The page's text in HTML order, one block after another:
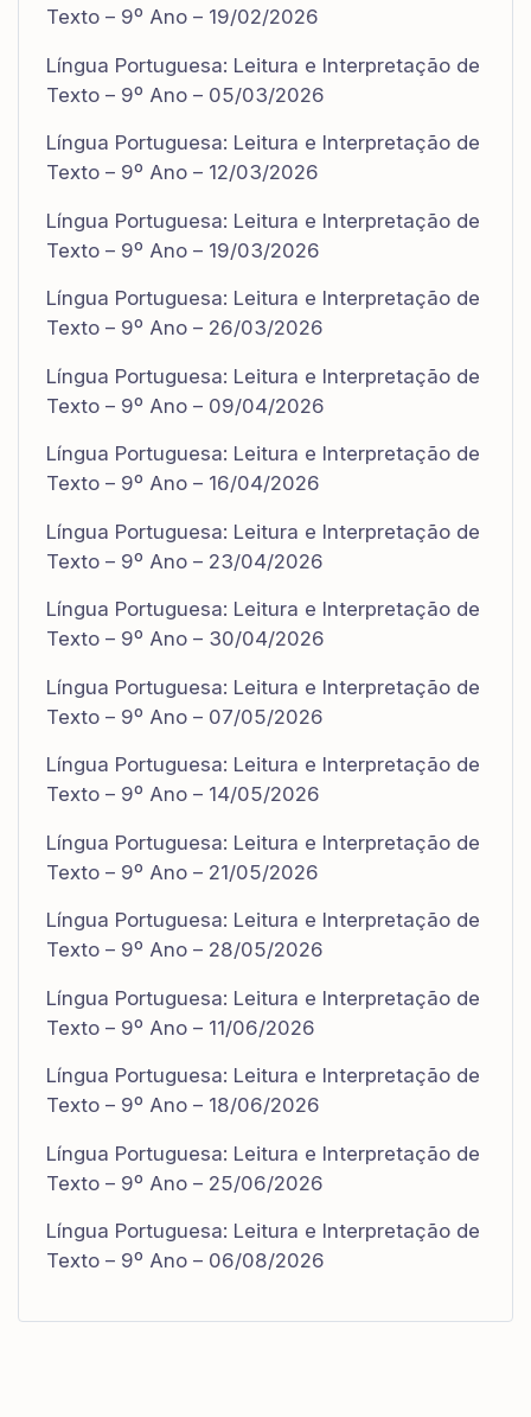
Texto – 9º Ano – 19/02/2026
Língua Portuguesa: Leitura e Interpretação de
Texto – 9º Ano – 05/03/2026
Língua Portuguesa: Leitura e Interpretação de
Texto – 9º Ano – 12/03/2026
Língua Portuguesa: Leitura e Interpretação de
Texto – 9º Ano – 19/03/2026
Língua Portuguesa: Leitura e Interpretação de
Texto – 9º Ano – 26/03/2026
Língua Portuguesa: Leitura e Interpretação de
Texto – 9º Ano – 09/04/2026
Língua Portuguesa: Leitura e Interpretação de
Texto – 9º Ano – 16/04/2026
Língua Portuguesa: Leitura e Interpretação de
Texto – 9º Ano – 23/04/2026
Língua Portuguesa: Leitura e Interpretação de
Texto – 9º Ano – 30/04/2026
Língua Portuguesa: Leitura e Interpretação de
Texto – 9º Ano – 07/05/2026
Língua Portuguesa: Leitura e Interpretação de
Texto – 9º Ano – 14/05/2026
Língua Portuguesa: Leitura e Interpretação de
Texto – 9º Ano – 21/05/2026
Língua Portuguesa: Leitura e Interpretação de
Texto – 9º Ano – 28/05/2026
Língua Portuguesa: Leitura e Interpretação de
Texto – 9º Ano – 11/06/2026
Língua Portuguesa: Leitura e Interpretação de
Texto – 9º Ano – 18/06/2026
Língua Portuguesa: Leitura e Interpretação de
Texto – 9º Ano – 25/06/2026
Língua Portuguesa: Leitura e Interpretação de
Texto – 9º Ano – 06/08/2026